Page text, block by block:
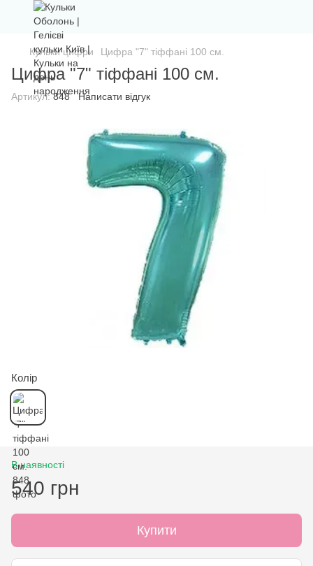
Кульки цифри Цифра "7" тіффані 100 см.
Цифра "7" тіффані 100 см.
Артикул:848 Написати відгук
Колір
В наявності
540 грн
Купити